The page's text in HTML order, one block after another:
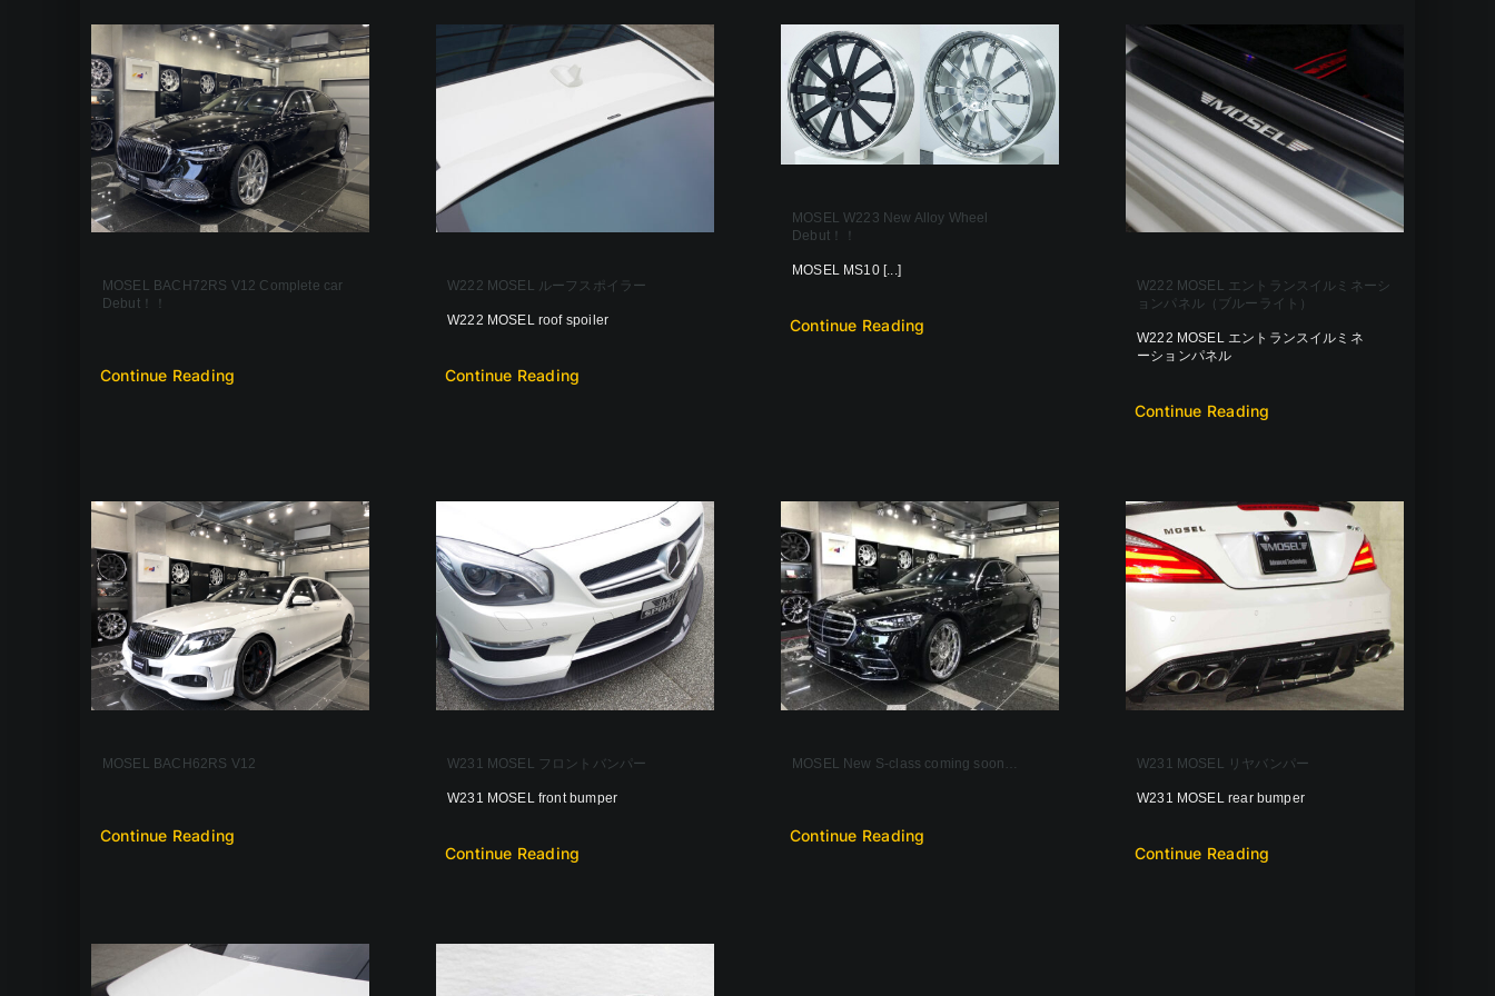
MOSEL BACH72RS V12 Complete car
Debut！！
Continue Reading
W222 MOSEL ルーフスポイラー
W222 MOSEL roof spoiler
Continue Reading
MOSEL W223 New Alloy Wheel
Debut！！
MOSEL MS10 [...]
Continue Reading
W222 MOSEL エントランスイルミネーシ
ョンパネル（ブルーライト）
W222 MOSEL エントランスイルミネ
ーションパネル
Continue Reading
MOSEL BACH62RS V12
Continue Reading
W231 MOSEL フロントバンパー
W231 MOSEL front bumper
Continue Reading
MOSEL New S-class coming soon…
Continue Reading
W231 MOSEL リヤバンパー
W231 MOSEL rear bumper
Continue Reading